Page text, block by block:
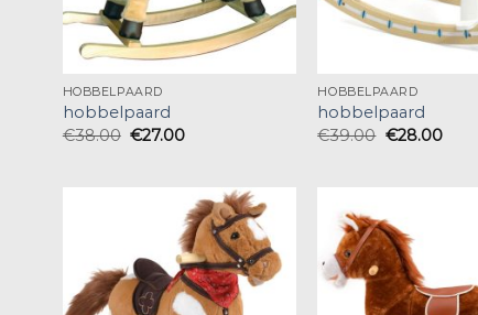
HOBBELPAARD
hobbelpaard
€38.00 €27.00
HOBBELPAARD
hobbelpaard
€39.00 €28.00